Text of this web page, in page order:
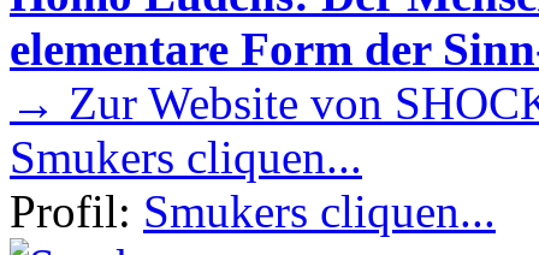
elementare Form der
→ Zur Website von
Smukers cliquen...
Profil: Smukers cliquen...